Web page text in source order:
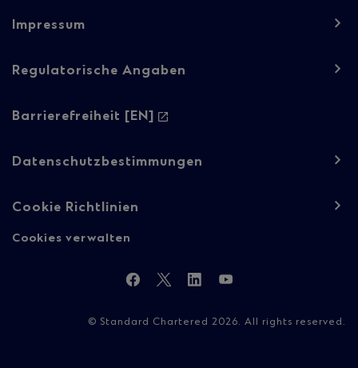
Footer
-
Impressum
Regulatorische Angaben
Barrierefreiheit [EN]
Datenschutzbestimmungen
Cookie Richtlinien
Cookies verwalten
Facebook
TwitterLinkedInYouTube
© Standard Chartered 2026. All rights reserved.